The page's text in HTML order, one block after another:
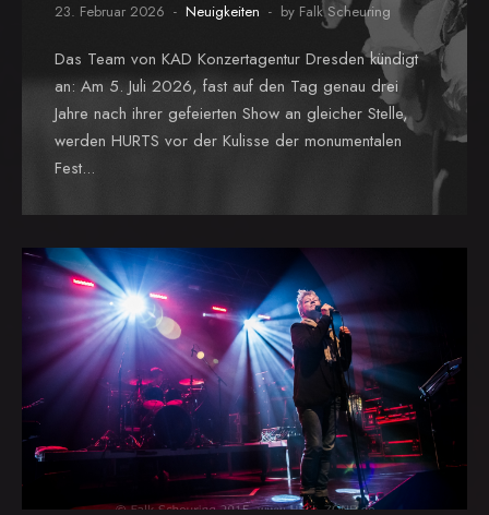
23. Februar 2026 Neuigkeiten by Falk Scheuring
Das Team von KAD Konzertagentur Dresden kündigt
an: Am 5. Juli 2026, fast auf den Tag genau drei
Jahre nach ihrer gefeierten Show an gleicher Stelle,
werden HURTS vor der Kulisse der monumentalen
Fest...